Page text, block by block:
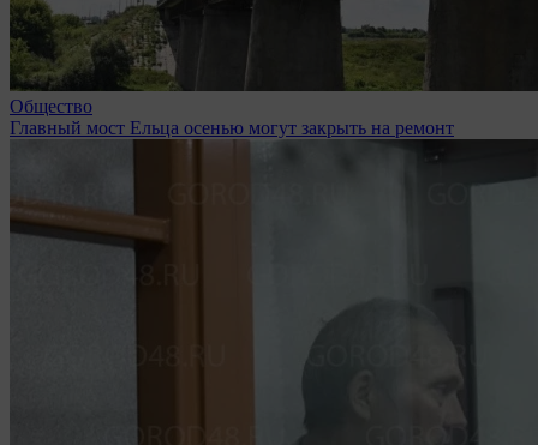
Общество
Главный мост Ельца осенью могут закрыть на ремонт